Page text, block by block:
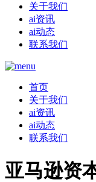
关于我们
ai资讯
ai动态
联系我们
首页
关于我们
ai资讯
ai动态
联系我们
亚马逊资